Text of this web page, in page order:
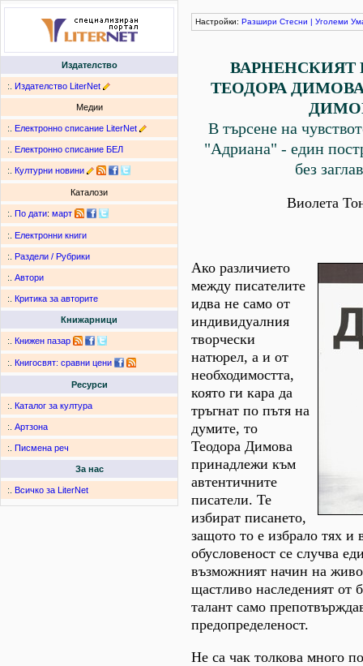
Издателство
:. Издателство LiterNet
Медии
:. Електронно списание LiterNet
:. Електронно списание БЕЛ
:. Културни новини
Каталози
:. По дати: март
:. Електронни книги
:. Раздели / Рубрики
:. Автори
:. Критика за авторите
Книжарници
:. Книжен пазар
:. Книгосвят: сравни цени
Ресурси
:. Каталог за култура
:. Артзона
:. Писмена реч
За нас
:. Всичко за LiterNet
Настройки: Разшири Стесни | Уголеми
ВАРНЕНСКИЯТ
ТЕОДОРА
В търсене на
"Адриана" - един
без
Виолета
Ако различието
между писателите
идва не само от
индивидуалния
творчески
натюрел, а и от
необходимостта,
която ги кара да
тръгнат по пътя на
думите, то
Теодора Димова
принадлежи към
автентичните
писатели. Te
избират писането,
защото то е избрало тях и
обусловеност се случва
възможният начин на
щастливо наследеният от
талант само
предопределеност.
Не са чак толкова много